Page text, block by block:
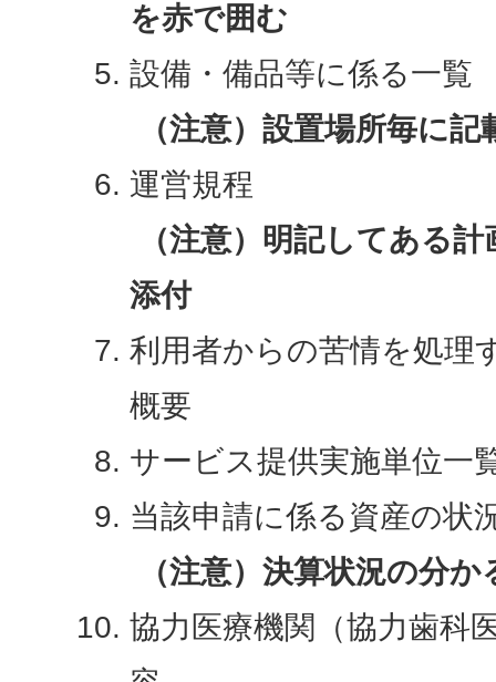
を赤で囲む
設備・備品等に係る一覧
（注意）設置場所毎に記
運営規程
（注意）明記してある
添付
利用者からの苦情を処理
概要
サービス提供実施単位一
当該申請に係る資産の状
（注意）決算状況の分か
協力医療機関（協力歯科